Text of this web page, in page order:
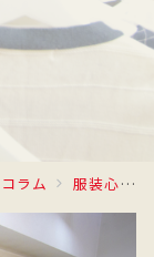
コラム 服装心理学®